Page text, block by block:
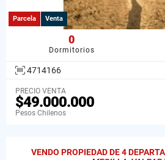
Parcela Venta
0
Dormitorios
4714166
PRECIO VENTA
$49.000.000
Pesos Chilenos
VENDO PROPIEDAD DE 4